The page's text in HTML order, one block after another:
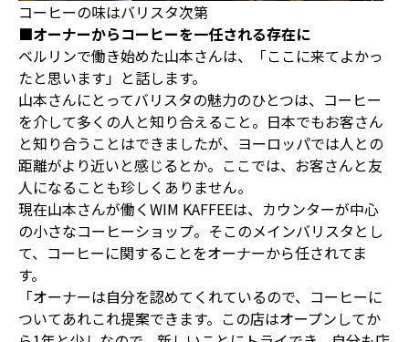
コーヒーの味はバリスタ次第
■オーナーからコーヒーを一任される存在に
ベルリンで働き始めた山本さんは、「ここに来てよかっ
たと思います」と話します。
山本さんにとってバリスタの魅力のひとつは、コーヒー
を介して多くの人と知り合えること。日本でもお客さん
と知り合うことはできましたが、ヨーロッパでは人との
距離がより近いと感じるとか。ここでは、お客さんと友
人になることも珍しくありません。
現在山本さんが働くWIM KAFFEEは、カウンターが中心
の小さなコーヒーショップ。そこのメインバリスタとし
て、コーヒーに関することをオーナーから任されてま
す。
「オーナーは自分を認めてくれているので、コーヒーに
ついてあれこれ提案できます。この店はオープンしてか